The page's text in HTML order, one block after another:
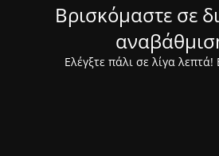
Βρισκόμαστε σε
Ελέγξτε πάλι σε λίγα